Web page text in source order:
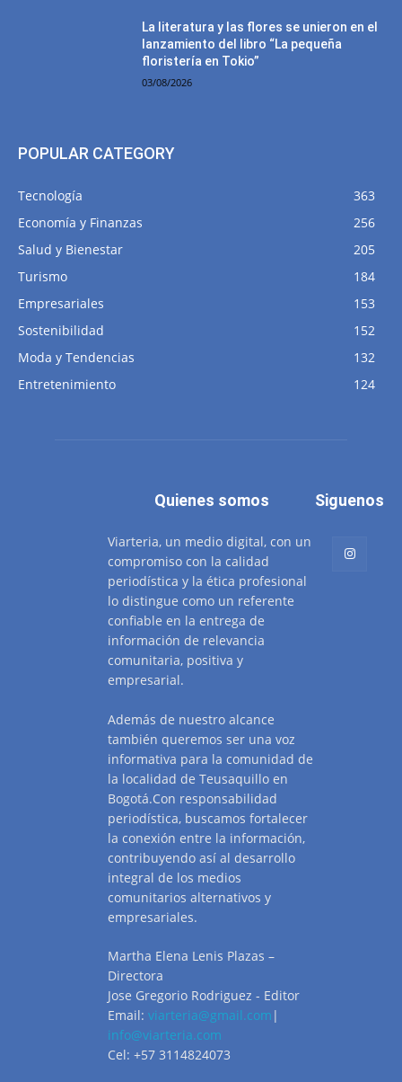
La literatura y las flores se unieron en el
lanzamiento del libro “La pequeña
floristería en Tokio”
03/08/2026
POPULAR CATEGORY
Tecnología
363
Economía y Finanzas
256
Salud y Bienestar
205
Turismo
184
Empresariales
153
Sostenibilidad
152
Moda y Tendencias
132
Entretenimiento
124
Quienes somos
Viarteria, un medio digital, con un
compromiso con la calidad
periodística y la ética profesional
lo distingue como un referente
confiable en la entrega de
información de relevancia
comunitaria, positiva y
empresarial.
Además de nuestro alcance
también queremos ser una voz
informativa para la comunidad de
la localidad de Teusaquillo en
Bogotá.Con responsabilidad
periodística, buscamos fortalecer
la conexión entre la información,
contribuyendo así al desarrollo
integral de los medios
comunitarios alternativos y
empresariales.
Martha Elena Lenis Plazas –
Directora
Jose Gregorio Rodriguez - Editor
Email: viarteria@gmail.com |
info@viarteria.com
Cel: +57 3114824073
Siguenos